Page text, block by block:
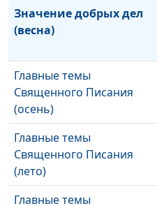
Значение добрых дел
(весна)
Главные темы
Священного Писания
(осень)
Главные темы
Священного Писания
(лето)
Главные темы